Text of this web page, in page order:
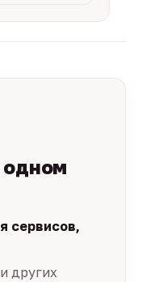
одном
сервисов,
других